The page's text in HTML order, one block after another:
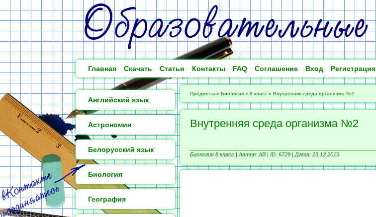
Главная Скачать Статьи Контакты FAQ Соглашение Вход Регистрация
Английский язык
Астрономия
Белорусский язык
Биология
География
Предметы » Биология » 8 класс » Внутренняя среда организма №2
Внутренняя среда организма №2
Биология 8 класс | Автор: АВ | ID: 6729 | Дата: 23.12.2015